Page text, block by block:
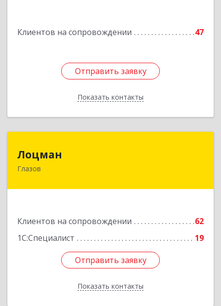
Клиентов на сопровождении 47
Отправить заявку
Показать контакты
Подробнее
Отправить заявку
Назад
Лоцман
Глазов
Клиентов на сопровождении
62
1С:Специалист
19
Отправить заявку
Показать контакты
427620, Удмуртская Респ, Глазов г, Сибирская
Отправить заявку
Назад